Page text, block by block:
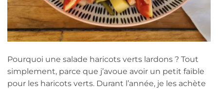
Pourquoi une salade haricots verts lardons ? Tout
simplement, parce que j’avoue avoir un petit faible
pour les haricots verts. Durant l’année, je les achète